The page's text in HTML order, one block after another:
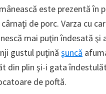
este prezentă în
de porc. Varza cu
mai puţin îndesată
gustul puţină şuncă
din plin şi-i gata
de poftă.